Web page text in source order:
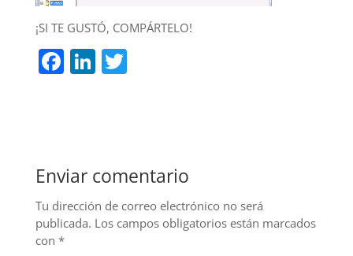
¡SI TE GUSTÓ, COMPÁRTELO!
F
b
o
o
k
Li
n
T
Enviar comentario
Tu dirección de correo electrónico no será
publicada. Los campos obligatorios están marcados
con *